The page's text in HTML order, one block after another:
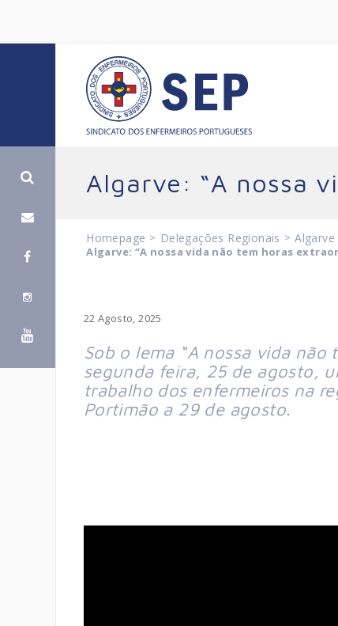
Algarve: “A nossa
Homepage > Delegações Regionais > Algarve
Algarve: “A nossa vida não tem horas
22 Agosto, 2025
Sob o lema “A nossa vida
segunda feira, 25 de agosto,
trabalho dos enfermeiros na
Portimão a 29 de agosto.